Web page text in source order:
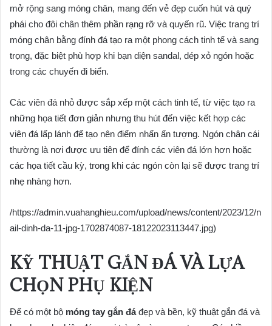
mở rộng sang móng chân, mang đến vẻ đẹp cuốn hút và quý
phái cho đôi chân thêm phần rạng rỡ và quyến rũ. Việc trang trí
móng chân bằng đính đá tạo ra một phong cách tinh tế và sang
trọng, đặc biệt phù hợp khi bạn diện sandal, dép xỏ ngón hoặc
trong các chuyến đi biển.
Các viên đá nhỏ được sắp xếp một cách tinh tế, từ việc tạo ra
những họa tiết đơn giản nhưng thu hút đến việc kết hợp các
viên đá lấp lánh để tạo nên điểm nhấn ấn tượng. Ngón chân cái
thường là nơi được ưu tiên để đính các viên đá lớn hơn hoặc
các họa tiết cầu kỳ, trong khi các ngón còn lại sẽ được trang trí
nhẹ nhàng hơn.
/https://admin.vuahanghieu.com/upload/news/content/2023/12/n
ail-dinh-da-11-jpg-1702874087-18122023113447.jpg)
KỸ THUẬT GẮN ĐÁ VÀ LỰA
CHỌN PHỤ KIỆN
Để có một bộ móng tay gắn đáđẹp và bền, kỹ thuật gắn đá và